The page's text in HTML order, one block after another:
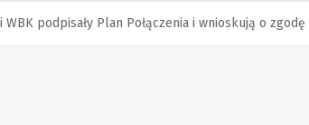
podpisały Plan Połączenia i wnioskują o zgodę